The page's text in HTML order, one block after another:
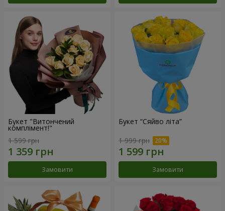
Букет "Витончений
комплімент!"
1 599 грн
Замовити
Букет “Сяйво літа”
1 999 грн
Замовити